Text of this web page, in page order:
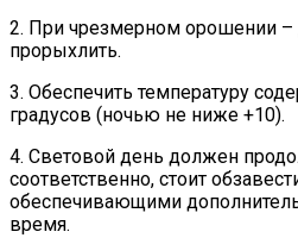
2. При чрезмерном орошении –
прорыхлить.
3. Обеспечить температуру
градусов (ночью не ниже +10).
4. Световой день должен
соответственно, стоит
обеспечивающими
время.